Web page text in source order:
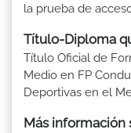
la prueba de
Título-Diploma
Título Oficial de
Medio en FP
Deportivas en el
Más información